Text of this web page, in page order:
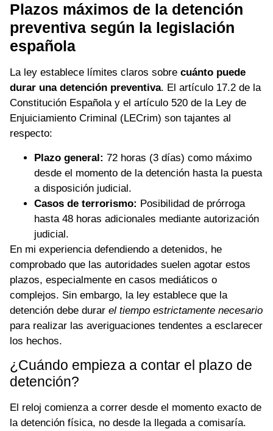
Plazos máximos de la detención
preventiva según la legislación
española
La ley establece límites claros sobre cuánto puede
durar una detención preventiva. El artículo 17.2 de la
Constitución Española y el artículo 520 de la Ley de
Enjuiciamiento Criminal (LECrim) son tajantes al
respecto:
Plazo general: 72 horas (3 días) como máximo
desde el momento de la detención hasta la puesta
a disposición judicial.
Casos de terrorismo: Posibilidad de prórroga
hasta 48 horas adicionales mediante autorización
judicial.
En mi experiencia defendiendo a detenidos, he
comprobado que las autoridades suelen agotar estos
plazos, especialmente en casos mediáticos o
complejos. Sin embargo, la ley establece que la
detención debe durar el tiempo estrictamente necesario
para realizar las averiguaciones tendentes a esclarecer
los hechos.
¿Cuándo empieza a contar el plazo de
detención?
El reloj comienza a correr desde el momento exacto de
la detención física, no desde la llegada a comisaría.